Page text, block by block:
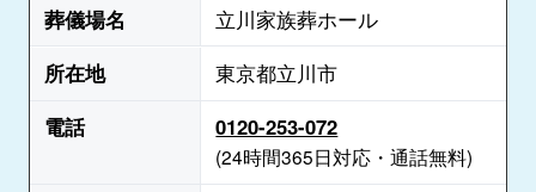
葬儀場名
立川家族葬ホール
所在地
東京都立川市
電話
0120-253-072
(24時間365日対応・通話無料)